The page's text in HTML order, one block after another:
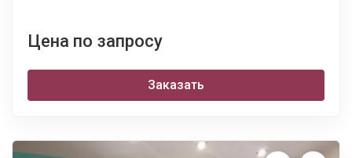
Цена по запросу
Заказать